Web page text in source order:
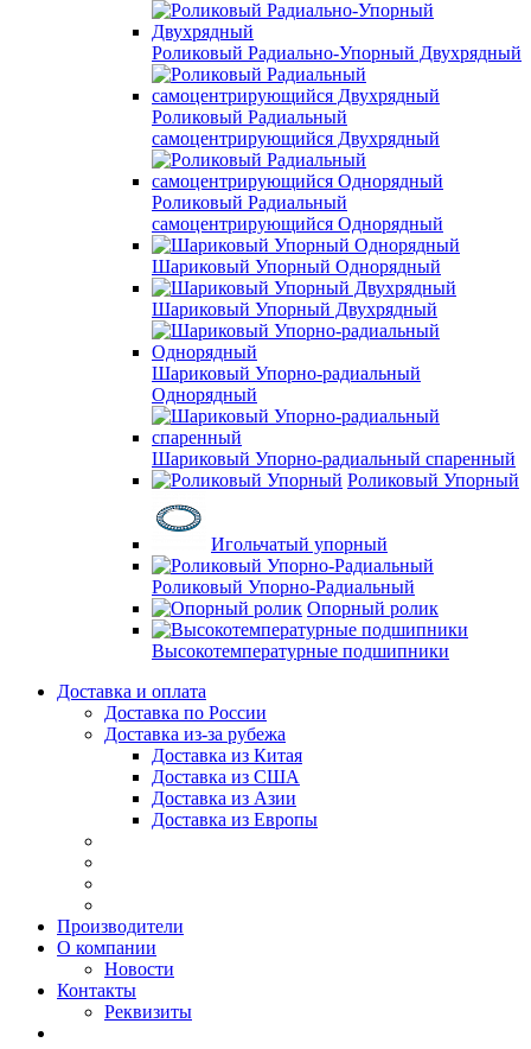
Роликовый Радиально-Упорный Двухрядный
Роликовый Радиальный
самоцентрирующийся Двухрядный
Роликовый Радиальный
самоцентрирующийся Однорядный
Шариковый Упорный Однорядный
Шариковый Упорный Двухрядный
Шариковый Упорно-радиальный
Однорядный
Шариковый Упорно-радиальный спаренный
Роликовый Упорный
Игольчатый упорный
Роликовый Упорно-Радиальный
Опорный ролик
Высокотемпературные подшипники
Доставка и оплата
Доставка по России
Доставка из-за рубежа
Доставка из Китая
Доставка из США
Доставка из Азии
Доставка из Европы
Производители
О компании
Новости
Контакты
Реквизиты